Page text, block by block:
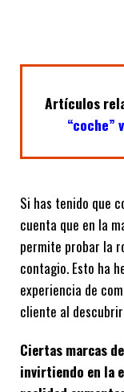
Artículos
“coche”
Si has tenido que
cuenta que en la
permite probar la
contagio. Esto ha
experiencia de
cliente al
Ciertas marcas
invirtiendo en la